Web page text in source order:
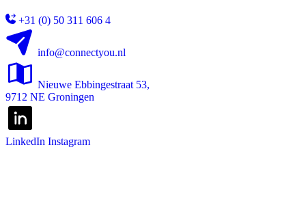
+31 (0) 50 311 606 4
info@connectyou.nl
Nieuwe Ebbingestraat 53,
9712 NE Groningen
LinkedIn Instagram